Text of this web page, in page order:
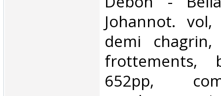
Johannot.
demi
652pp,